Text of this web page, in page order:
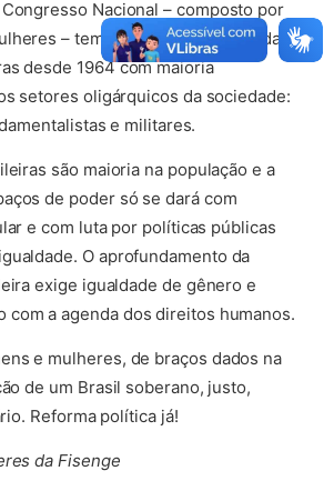
Nacional – composto por
– tem hoje uma das bancadas
desde 1964 com maioria
setores oligárquicos da sociedade:
e militares.
são maioria na população e a
de poder só se dará com
e com luta por políticas públicas
O aprofundamento da
exige igualdade de gênero e
com a agenda dos direitos humanos.
e mulheres, de braços dados na
de um Brasil soberano, justo,
Reforma política já!
da Fisenge